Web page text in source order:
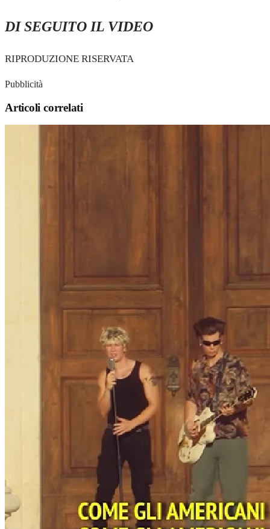
DI SEGUITO IL VIDEO
RIPRODUZIONE RISERVATA
Pubblicità
Articoli correlati